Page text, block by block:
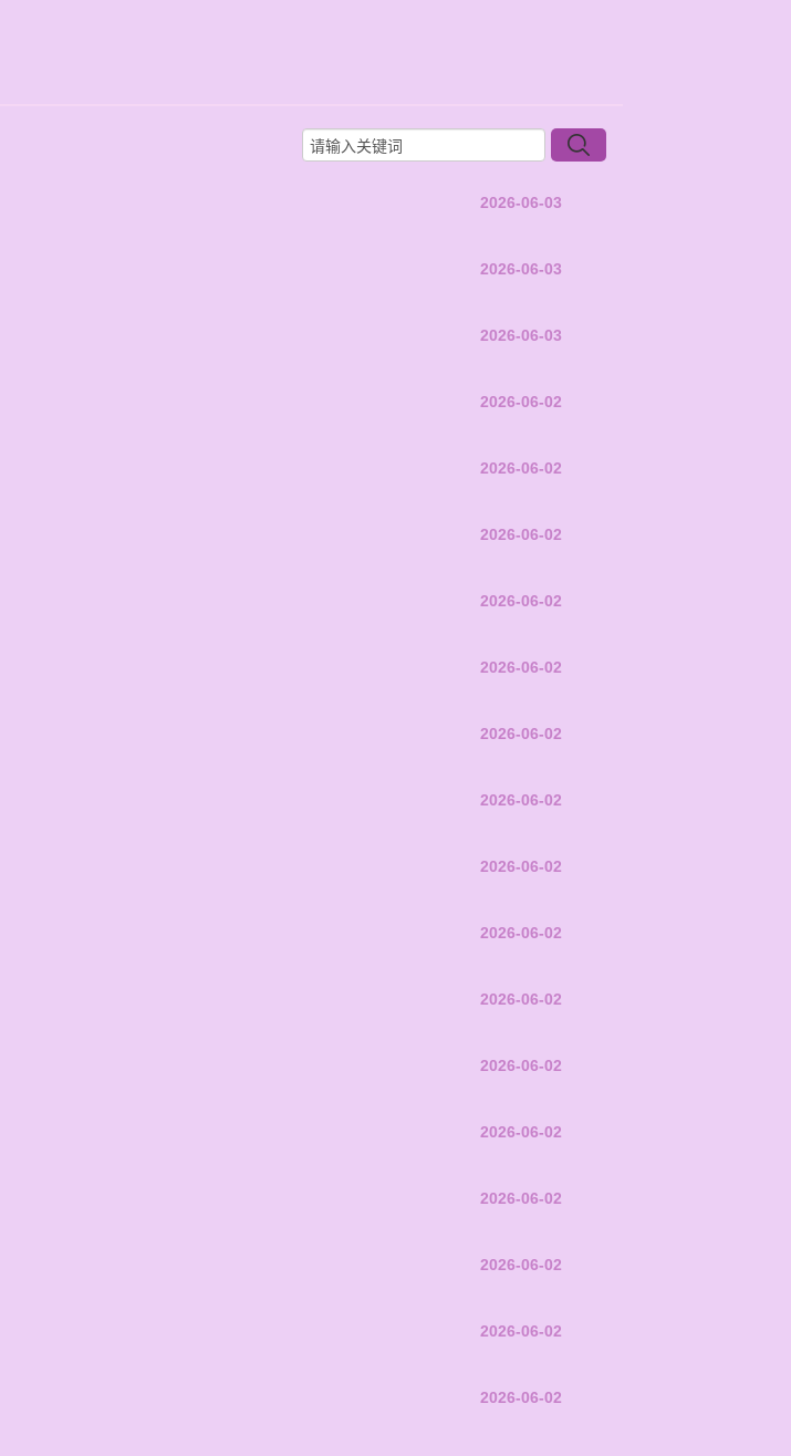
2026-06-03
2026-06-03
2026-06-03
2026-06-02
2026-06-02
2026-06-02
2026-06-02
2026-06-02
2026-06-02
2026-06-02
2026-06-02
2026-06-02
2026-06-02
2026-06-02
2026-06-02
2026-06-02
2026-06-02
2026-06-02
2026-06-02